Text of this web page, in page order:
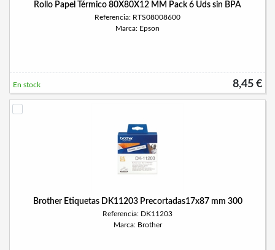
Rollo Papel Térmico 80X80X12 MM Pack 6 Uds sin BPA
Referencia: RTS08008600
Marca: Epson
8,45 €
En stock
Brother Etiquetas DK11203 Precortadas17x87 mm 300
Referencia: DK11203
Marca: Brother